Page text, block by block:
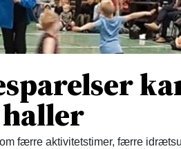
færre aktivitetstimer, færre